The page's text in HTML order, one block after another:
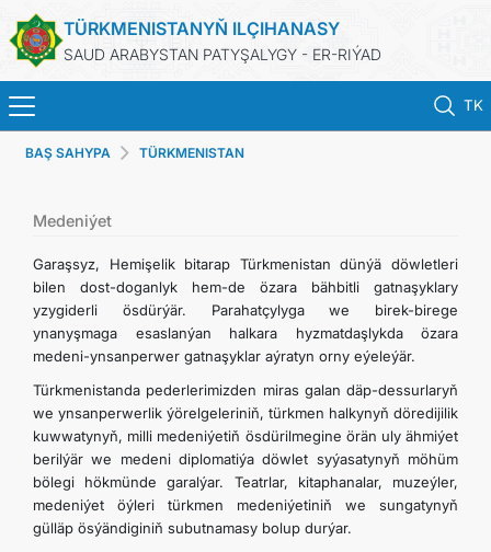
TÜRKMENISTANYŇ ILÇIHANASY
SAUD ARABYSTAN PATYŞALYGY - ER-RIÝAD
TK
BAŞ SAHYPA
TÜRKMENISTAN
KONSULLYK HYZMATLARY
DIM
ARAGATNAŞYK
BAŞ SAHYPA TÜRKMENISTAN
Medeniýet
Garaşsyz, Hemişelik bitarap Türkmenistan dünýä döwletleri
bilen dost-doganlyk hem-de özara bähbitli gatnaşyklary
yzygiderli ösdürýär. Parahatçylyga we birek-birege
ynanyşmaga esaslanýan halkara hyzmatdaşlykda özara
medeni-ynsanperwer gatnaşyklar aýratyn orny eýeleýär.
Türkmenistanda pederlerimizden miras galan däp-dessurlaryň
we ynsanperwerlik ýörelgeleriniň, türkmen halkynyň döredijilik
kuwwatynyň, milli medeniýetiň ösdürilmegine örän uly ähmiýet
berilýär we medeni diplomatiýa döwlet syýasatynyň möhüm
bölegi hökmünde garalýar. Teatrlar, kitaphanalar, muzeýler,
medeniýet öýleri türkmen medeniýetiniň we sungatynyň
gülläp ösýändiginiň subutnamasy bolup durýar.